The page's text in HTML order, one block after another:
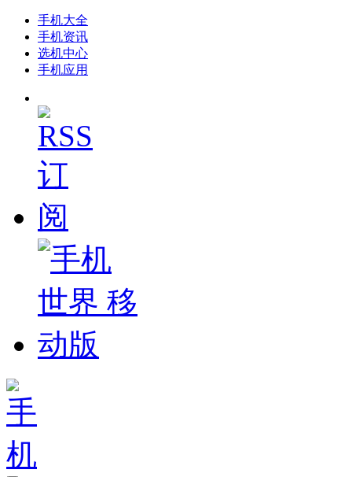
手机大全
手机资讯
选机中心
手机应用